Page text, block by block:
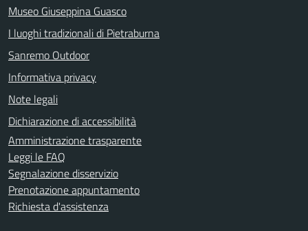
Museo Giuseppina Guasco
I luoghi tradizionali di Pietraburna
Sanremo Outdoor
Informativa privacy
Note legali
Dichiarazione di accessibilità
Amministrazione trasparente
Leggi le FAQ
Segnalazione disservizio
Prenotazione appuntamento
Richiesta d'assistenza